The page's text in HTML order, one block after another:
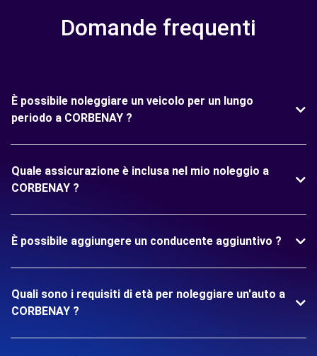
Domande frequenti
È possibile noleggiare un veicolo per un lungo
periodo a CORBENAY ?
Quale assicurazione è inclusa nel mio noleggio a
CORBENAY ?
È possibile aggiungere un conducente aggiuntivo ?
Quali sono i requisiti di età per noleggiare un'auto a
CORBENAY ?